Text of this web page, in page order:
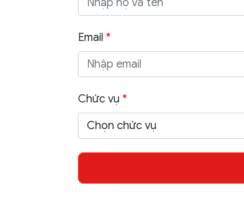
Email *
Chức vụ *